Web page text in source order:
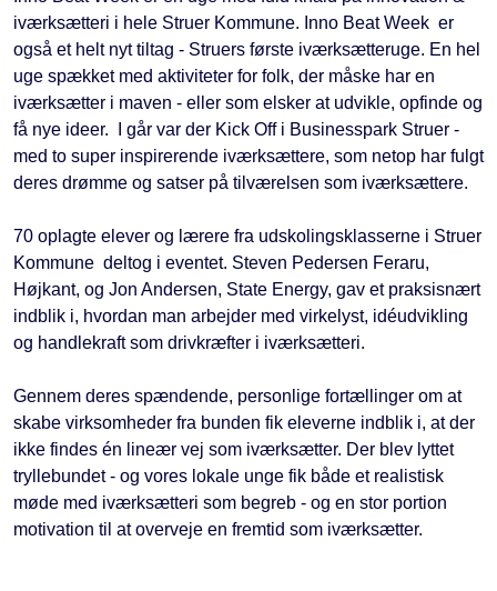
iværksætteri i hele Struer Kommune. Inno Beat Week er
også et helt nyt tiltag - Struers første iværksætteruge. En hel
uge spækket med aktiviteter for folk, der måske har en
iværksætter i maven - eller som elsker at udvikle, opfinde og
få nye ideer. I går var der Kick Off i Businesspark Struer -
med to super inspirerende iværksættere, som netop har fulgt
deres drømme og satser på tilværelsen som iværksættere.
70 oplagte elever og lærere fra udskolingsklasserne i Struer
Kommune deltog i eventet. Steven Pedersen Feraru,
Højkant, og Jon Andersen, State Energy, gav et praksisnært
indblik i, hvordan man arbejder med virkelyst, idéudvikling
og handlekraft som drivkræfter i iværksætteri.
Gennem deres spændende, personlige fortællinger om at
skabe virksomheder fra bunden fik eleverne indblik i, at der
ikke findes én lineær vej som iværksætter. Der blev lyttet
tryllebundet - og vores lokale unge fik både et realistisk
møde med iværksætteri som begreb - og en stor portion
motivation til at overveje en fremtid som iværksætter.